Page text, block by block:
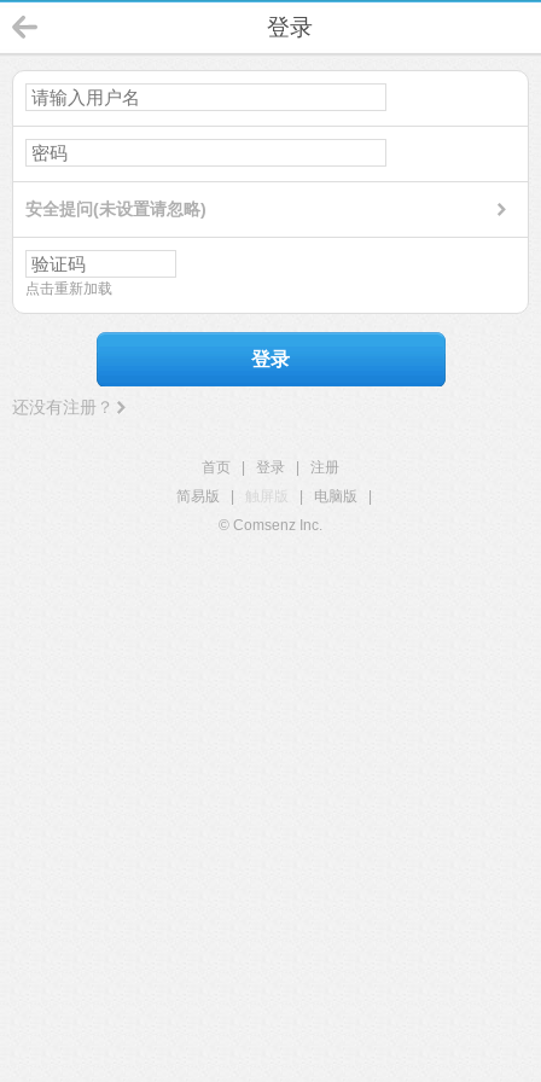
登录
安全提问(未设置请忽略)
点击重新加载
登录
还没有注册？
首页 登录
注册
简易版
触屏版 电脑版
© Comsenz Inc.